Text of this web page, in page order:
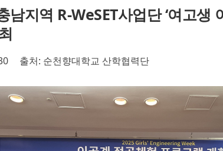
남지역 R-WeSET사업단 ‘여고생
출처: 순천향대학교 산학협력단